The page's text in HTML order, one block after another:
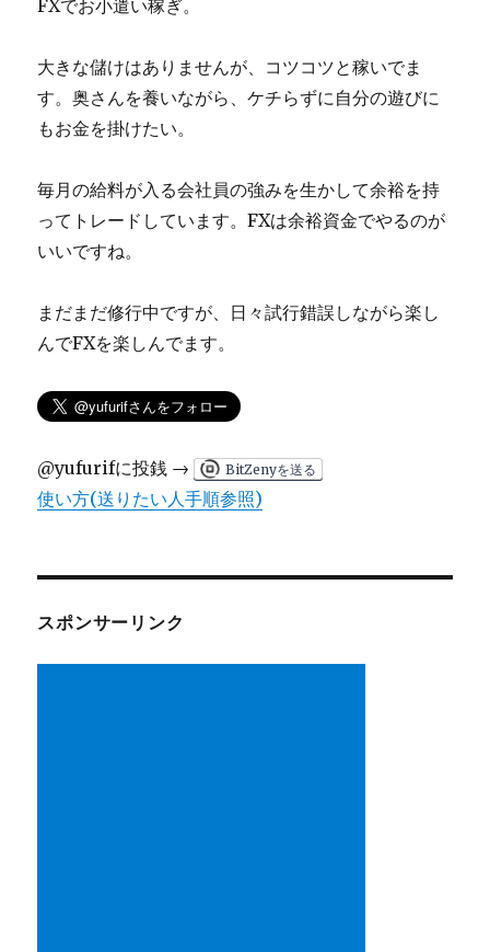
こ
と
お
小
遣
ぎ
に
FXでお小遣い稼ぎ。
大きな儲けはありませんが、コツコツと稼いでま
す。奥さんを養いながら、ケチらずに自分の遊びに
もお金を掛けたい。
毎月の給料が入る会社員の強みを生かして余裕を持
ってトレードしています。FXは余裕資金でやるのが
いいですね。
まだまだ修行中ですが、日々試行錯誤しながら楽し
んでFXを楽しんでます。
@yufurifに投銭 → BitZenyを送る
使い方(送りたい人手順参照)
スポンサーリンク